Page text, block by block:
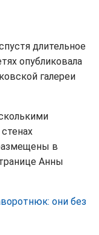
длительное
опубликовала
галереи
в
Анны
они без